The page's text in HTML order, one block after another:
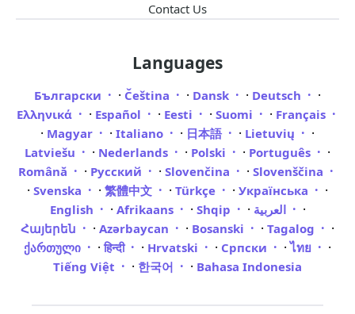
Contact Us
Languages
Български · Čeština · Dansk · Deutsch ·
Ελληνικά · Español · Eesti · Suomi · Français
· Magyar · Italiano · 日本語 · Lietuvių ·
Latviešu · Nederlands · Polski · Português ·
Română · Русский · Slovenčina · Slovenščina
· Svenska · 繁體中文 · Türkçe · Українська ·
English · Afrikaans · Shqip · العربية ·
Հայերեն · Azərbaycan · Bosanski · Tagalog ·
ქართული · हिन्दी · Hrvatski · Српски ·ไทย ·
Tiếng Việt · 한국어 · Bahasa Indonesia